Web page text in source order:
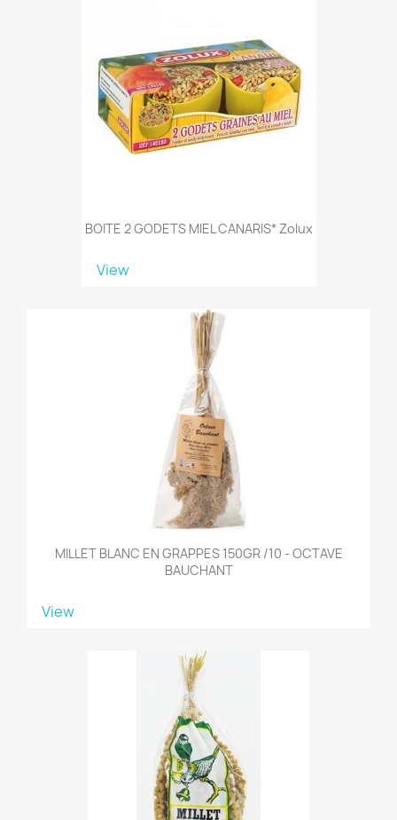
BOITE 2 GODETS MIEL CANARIS* Zolux
View
MILLET BLANC EN GRAPPES 150GR /10 - OCTAVE
BAUCHANT
View